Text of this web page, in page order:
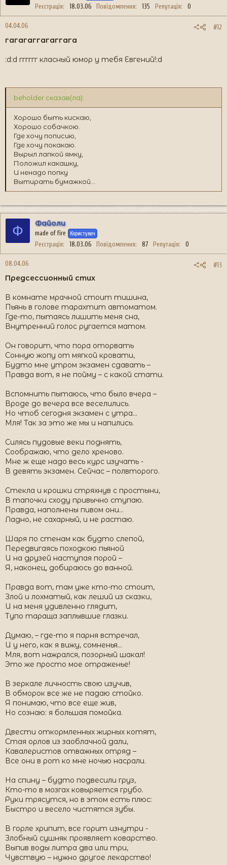
Реєстрація 18.03.06 Повідомлення 135 Репутація 0
04.04.06 #12
гагагаггагаггага
:d:d гггггг класный юмор у тебя Евгений!:d
beholder сказав(ла):
Хорошо быть кискаю,
Хорошо собачкою.
Где хочу пописию,
Где хочу покакаю.
Вырыл лапкой ямку,
Положил какашку,
И ненадо попку
Вытирать бумажкой...
Ф Файоли
made of fire Користувач
Реєстрація 18.03.06 Повідомлення 87 Репутація 0
08.04.06 #13
Предсессионный стих
В комнате мрачной стоит тишина,
Пьянь в голове тарахтит автоматом.
Где-то, пытаясь лишить меня сна,
Внутренний голос ругается матом.
Он говорит, что пора оторвать
Сонную жопу от мягкой кровати,
Будто мне утром экзамен сдавать –
Правда вот, я не пойму – с какой стати.
Вспомнить пытаюсь, что было вчера –
Вроде до вечера все веселились.
Но чтоб сегодня экзамен с утра…
Мля! Так за это же мы и напились.
Силясь пудовые веки поднять,
Соображаю, что дело хреново.
Мне ж еще надо весь курс изучать -
В девять экзамен. Сейчас – полвторого.
Стекла и крошки стряхнув с простыни,
В тапочки сходу привычно ступаю.
Правда, наполнены пивом они…
Ладно, не сахарный, и не растаю.
Шаря по стенам как будто слепой,
Передвигаясь походкою пьяной
И на друзей наступая порой –
Я, наконец, добираюсь до ванной.
Правда вот, там уже кто-то стоит,
Злой и лохматый, как леший из сказки,
И на меня удивленно глядит,
Тупо тараща заплывшие глазки.
Думаю, – где-то я парня встречал,
И у него, как я вижу, сомненья…
Мля, вот нажрался, позорный шакал!
Это же просто мое отраженье!
В зеркале личность свою изучив,
В обморок все же не падаю стойко.
Я понимаю, что все еще жив,
Но сознаю: я большая помойка.
Двести откормленных жирных котят,
Стая орлов из заоблачной дали,
Кавалеристов отважных отряд –
Все они в рот ко мне ночью насрали.
На спину – будто подвесили груз,
Кто-то в мозгах ковыряется грубо.
Руки трясутся, но в этом есть плюс:
Быстро и весело чистятся зубы.
В горле хрипит, все горит изнутри -
Злобный сушняк проявляет коварство.
Выпив воды литра два или три,
Чувствую – нужно другое лекарство!